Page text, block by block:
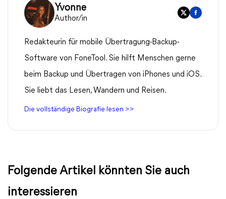
Yvonne
Author/in
Redakteurin für mobile Übertragung-Backup-
Software von FoneTool. Sie hilft Menschen gerne
beim Backup und Übertragen von iPhones und iOS.
Sie liebt das Lesen, Wandern und Reisen.
Die vollständige Biografie lesen >>
Folgende Artikel könnten Sie auch
interessieren